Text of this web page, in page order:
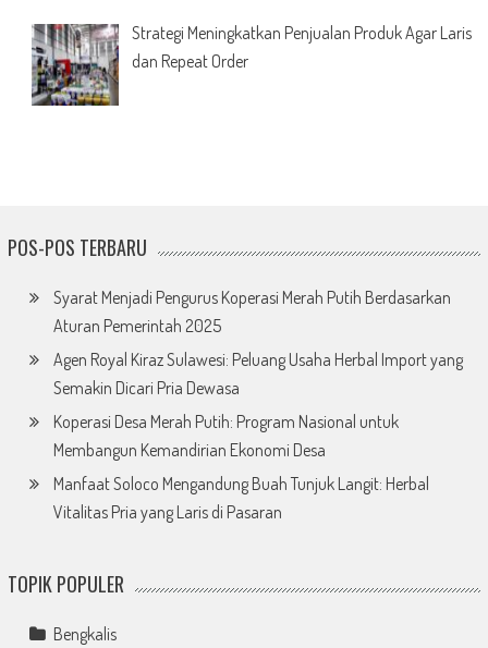
Strategi Meningkatkan Penjualan Produk Agar Laris
dan Repeat Order
POS-POS TERBARU
Syarat Menjadi Pengurus Koperasi Merah Putih Berdasarkan
Aturan Pemerintah 2025
Agen Royal Kiraz Sulawesi: Peluang Usaha Herbal Import yang
Semakin Dicari Pria Dewasa
Koperasi Desa Merah Putih: Program Nasional untuk
Membangun Kemandirian Ekonomi Desa
Manfaat Soloco Mengandung Buah Tunjuk Langit: Herbal
Vitalitas Pria yang Laris di Pasaran
TOPIK POPULER
Bengkalis